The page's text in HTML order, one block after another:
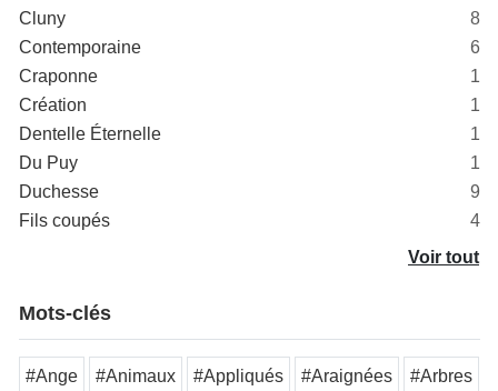
Cluny
8
Contemporaine
6
Craponne
1
Création
1
Dentelle Éternelle
1
Du Puy
1
Duchesse
9
Fils coupés
4
Voir tout
Mots-clés
#Ange #Animaux #Appliqués #Araignées #Arbres